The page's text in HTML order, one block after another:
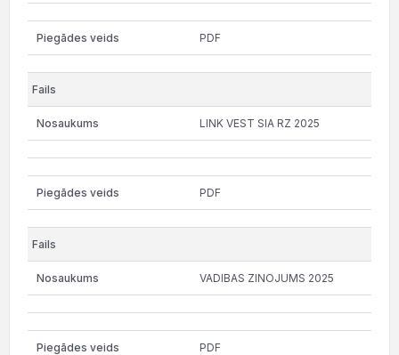
PDF
LINK VEST SIA RZ 2025
PDF
VADIBAS ZINOJUMS 2025
PDF